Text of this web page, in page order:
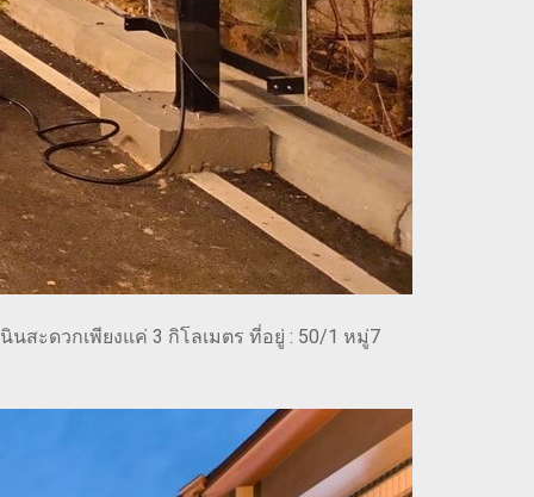
สะดวกเพียงแค่ 3 กิโลเมตร ที่อยู่ : 50/1 หมู่7